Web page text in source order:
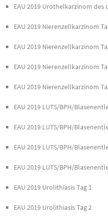
EAU 2019 Urothelkarzinom des
EAU 2019 Nierenzellkarzinom
EAU 2019 Nierenzellkarzinom
EAU 2019 Nierenzellkarzinom
EAU 2019 Nierenzellkarzinom
EAU 2019 LUTS/BPH/
EAU 2019 LUTS/BPH/
EAU 2019 LUTS/BPH/
EAU 2019 LUTS/BPH/
EAU 2019 Urolithiasis Tag 1
EAU 2019 Urolithiasis Tag 2